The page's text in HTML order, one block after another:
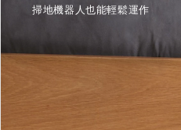
掃地機器人也能輕鬆運作